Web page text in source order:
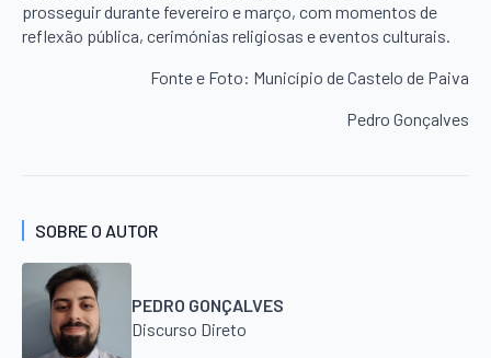
prosseguir durante fevereiro e março, com momentos de
reflexão pública, cerimónias religiosas e eventos culturais.
Fonte e Foto: Município de Castelo de Paiva
Pedro Gonçalves
SOBRE O AUTOR
PEDRO GONÇALVES
Discurso Direto